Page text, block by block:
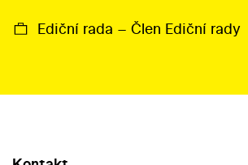
Ediční rada – Člen Ediční rady